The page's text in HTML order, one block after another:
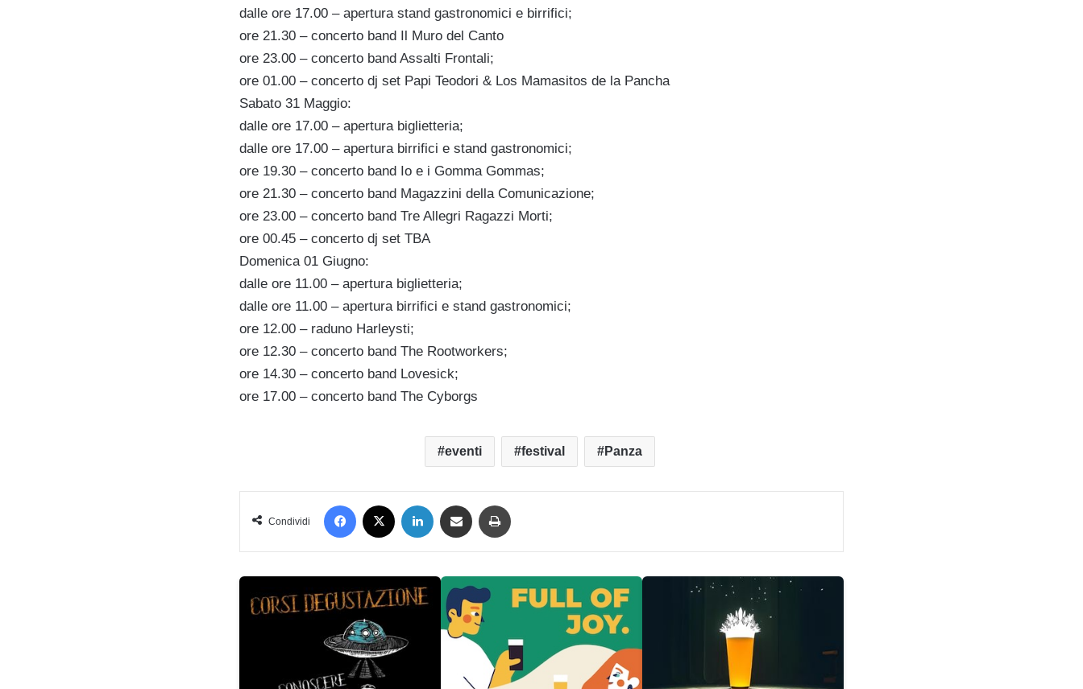
dalle ore 17.00 – apertura stand gastronomici e birrifici;
ore 21.30 – concerto band Il Muro del Canto
ore 23.00 – concerto band Assalti Frontali;
ore 01.00 – concerto dj set Papi Teodori & Los Mamasitos de la Pancha
Sabato 31 Maggio:
dalle ore 17.00 – apertura biglietteria;
dalle ore 17.00 – apertura birrifici e stand gastronomici;
ore 19.30 – concerto band Io e i Gomma Gommas;
ore 21.30 – concerto band Magazzini della Comunicazione;
ore 23.00 – concerto band Tre Allegri Ragazzi Morti;
ore 00.45 – concerto dj set TBA
Domenica 01 Giugno:
dalle ore 11.00 – apertura biglietteria;
dalle ore 11.00 – apertura birrifici e stand gastronomici;
ore 12.00 – raduno Harleysti;
ore 12.30 – concerto band The Rootworkers;
ore 14.30 – concerto band Lovesick;
ore 17.00 – concerto band The Cyborgs
eventi festival Panza
Condividi
Facebook LinkedIn Condividi via mail